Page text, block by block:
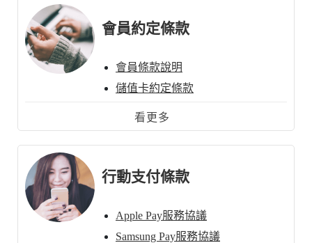
會員約定條款
會員條款說明
儲值卡約定條款
雙幣卡約定條款
企業卡約定條款
看更多
行動支付條款
Apple Pay服務協議
Samsung Pay服務協議